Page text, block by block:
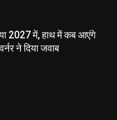
2027 में, हाथ में कब आएंगे
ने दिया जवाब